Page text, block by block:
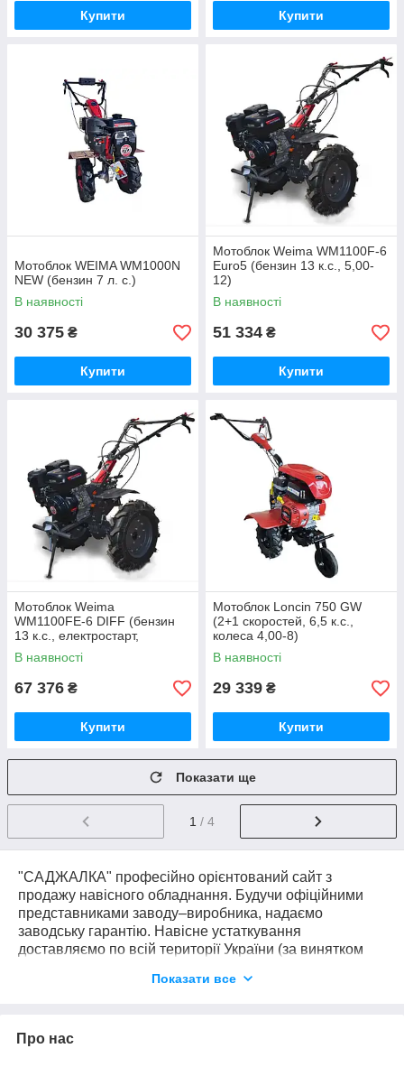
Купити Купити
Мотоблок WEIMA WM1000N
NEW (бензин 7 л. с.)
В наявності
30 375 ₴
Купити
Мотоблок Weima WM1100F-6
Euro5 (бензин 13 к.с., 5,00-
12)
В наявності
51 334 ₴
Купити
Мотоблок Weima
WM1100FЕ-6 DIFF (бензин
13 к.с., електростарт,
розблокіратори, 5,00-12)
В наявності
67 376 ₴
Купити
Мотоблок Loncin 750 GW
(2+1 скоростей, 6,5 к.с.,
колеса 4,00-8)
В наявності
29 339 ₴
Купити
Показати ще
1 / 4
"САДЖАЛКА" професійно орієнтований сайт з
продажу навісного обладнання. Будучи офіційними
представниками заводу–виробника, надаємо
заводську гарантію. Навісне устаткування
доставляємо по всій території України (за винятком
прямо до Вашого двору. Доставка здійснюється без
Пошта і тд.). Ми довіряємо нашим клієнтам і впевнені
Показати все
Про нас